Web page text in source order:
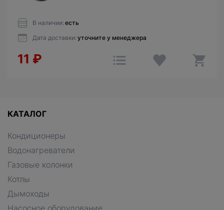
В наличии: есть
Дата доставки: уточните у менеджера
11 ₽
КАТАЛОГ
Кондиционеры
Водонагреватели
Газовые колонки
Котлы
Дымоходы
Насосное оборудование